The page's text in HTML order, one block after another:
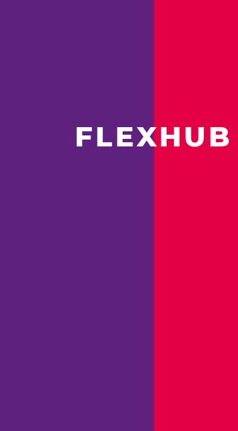
FLEXHUB